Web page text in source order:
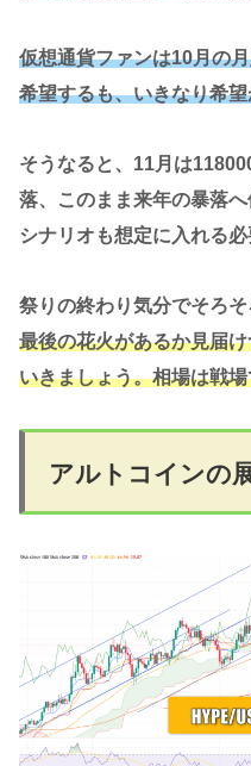
仮想通貨ファンは10月の
希望するも、いきなり希
そうなると、11月は
落、このまま来年の暴落
シナリオも想定に入れる必
祭りの終わり気分でそろ
最後の花火があるか見届
いきましょう。相場は戦
アルトコインの